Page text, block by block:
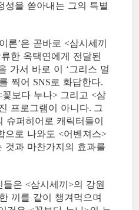
성을 쏟아내는 그의 특별
론’은 곧바로 <삼시세끼
한 옥택연에게 전달된
가서 바로 이 ‘그리스 멀
찍어 SNS로 화답한다.
꽃보다 누나> 그리고 <삼
프로그램이 아니다. 그
슈퍼히어로 캐릭터들이
으로 나와도 <어벤져스>
것과 마찬가지의 효과를
들은 <삼시세끼>의 강원
끼를 같이 챙겨먹으며